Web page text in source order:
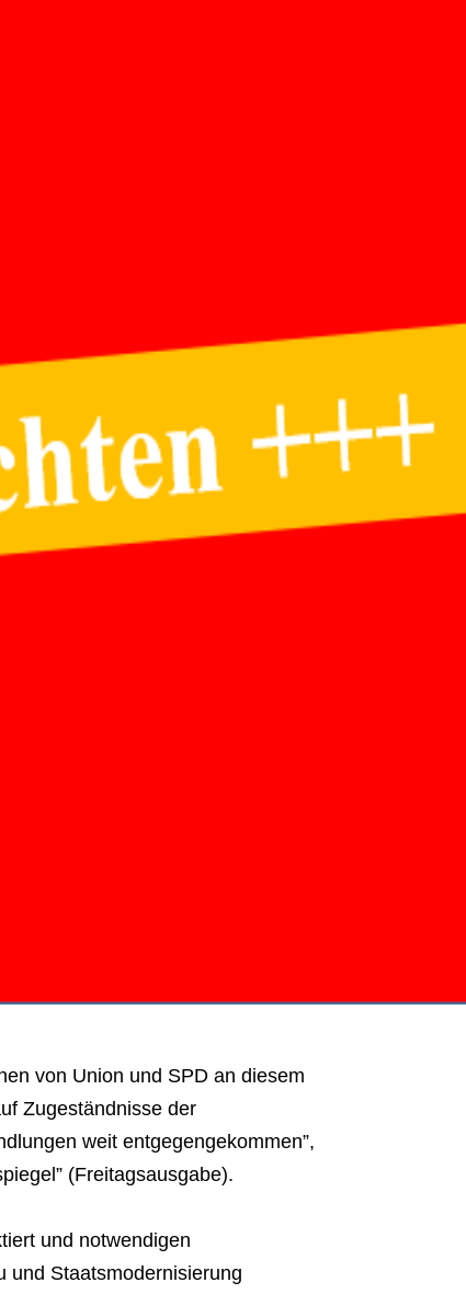
von Union und SPD an diesem
Zugeständnisse der
weit entgegengekommen”,
(Freitagsausgabe).
und notwendigen
und Staatsmodernisierung